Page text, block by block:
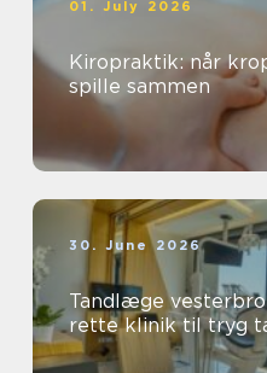
01. July 2026
Kiropraktik: når
spille sammen
30. June 2026
Tandlæge vesterbro sådan finder du
rette klinik til tryg